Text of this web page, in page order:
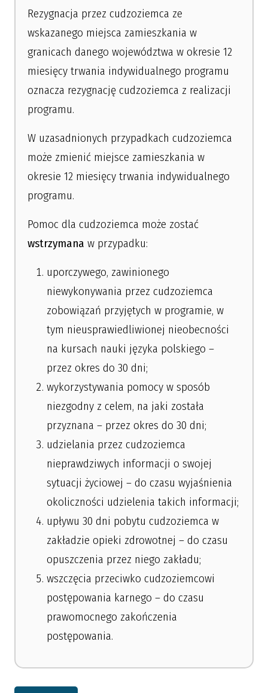
Rezygnacja przez cudzoziemca ze
wskazanego miejsca zamieszkania w
granicach danego województwa w okresie 12
miesięcy trwania indywidualnego programu
oznacza rezygnację cudzoziemca z realizacji
programu.
W uzasadnionych przypadkach cudzoziemca
może zmienić miejsce zamieszkania w
okresie 12 miesięcy trwania indywidualnego
programu.
Pomoc dla cudzoziemca może zostać
wstrzymana w przypadku:
uporczywego, zawinionego
niewykonywania przez cudzoziemca
zobowiązań przyjętych w programie, w
tym nieusprawiedliwionej nieobecności
na kursach nauki języka polskiego –
przez okres do 30 dni;
wykorzystywania pomocy w sposób
niezgodny z celem, na jaki została
przyznana – przez okres do 30 dni;
udzielania przez cudzoziemca
nieprawdziwych informacji o swojej
sytuacji życiowej – do czasu wyjaśnienia
okoliczności udzielenia takich informacji;
upływu 30 dni pobytu cudzoziemca w
zakładzie opieki zdrowotnej – do czasu
opuszczenia przez niego zakładu;
wszczęcia przeciwko cudzoziemcowi
postępowania karnego – do czasu
prawomocnego zakończenia
postępowania.